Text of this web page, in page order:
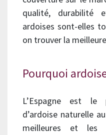
qualité, durabilité
ardoises sont-elles
on trouver la
Pourquoi
L’Espagne est le
d’ardoise naturelle
meilleures et les